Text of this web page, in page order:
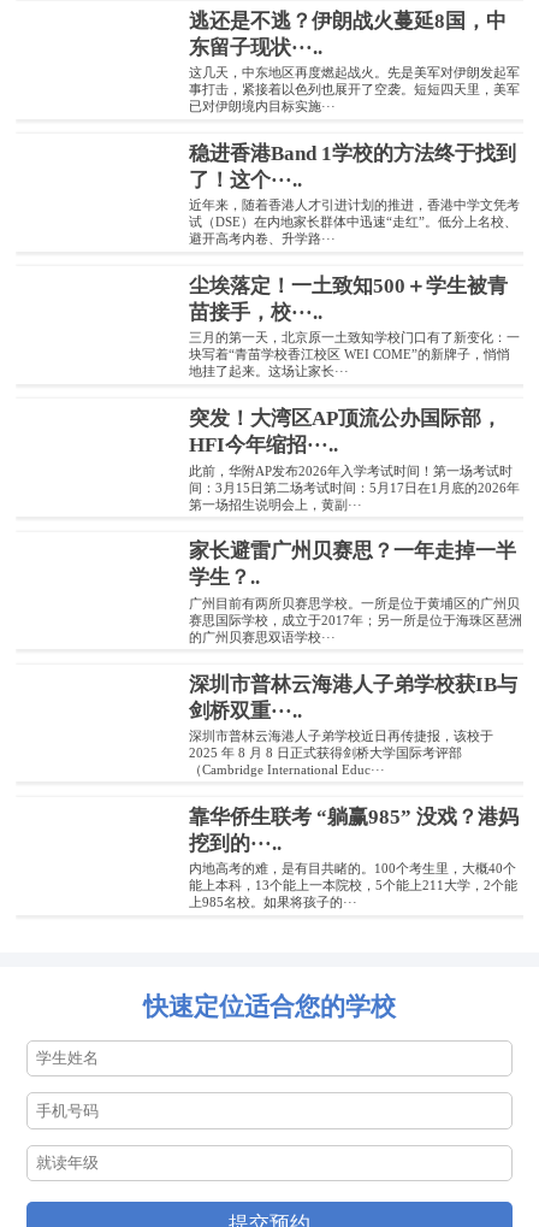
逃还是不逃？伊朗战火蔓延8国，中
东留子现状···..
这几天，中东地区再度燃起战火。先是美军对伊朗发起军
事打击，紧接着以色列也展开了空袭。短短四天里，美军
已对伊朗境内目标实施···
稳进香港Band 1学校的方法终于找到
了！这个···..
近年来，随着香港人才引进计划的推进，香港中学文凭考
试（DSE）在内地家长群体中迅速“走红”。低分上名校、
避开高考内卷、升学路···
尘埃落定！一土致知500＋学生被青
苗接手，校···..
三月的第一天，北京原一土致知学校门口有了新变化：一
块写着“青苗学校香江校区 WEI COME”的新牌子，悄悄
地挂了起来。这场让家长···
突发！大湾区AP顶流公办国际部，
HFI今年缩招···..
此前，华附AP发布2026年入学考试时间！第一场考试时
间：3月15日第二场考试时间：5月17日在1月底的2026年
第一场招生说明会上，黄副···
家长避雷广州贝赛思？一年走掉一半
学生？..
广州目前有两所贝赛思学校。一所是位于黄埔区的广州贝
赛思国际学校，成立于2017年；另一所是位于海珠区琶洲
的广州贝赛思双语学校···
深圳市普林云海港人子弟学校获IB与
剑桥双重···..
深圳市普林云海港人子弟学校近日再传捷报，该校于
2025 年 8 月 8 日正式获得剑桥大学国际考评部
（Cambridge International Educ···
靠华侨生联考 “躺赢985” 没戏？港妈
挖到的···..
内地高考的难，是有目共睹的。100个考生里，大概40个
能上本科，13个能上一本院校，5个能上211大学，2个能
上985名校。如果将孩子的···
快速定位适合您的学校